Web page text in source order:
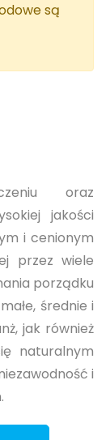
są
oraz
jakości
i cenionym
przez wiele
porządku
średnie i
jak również
naturalnym
i